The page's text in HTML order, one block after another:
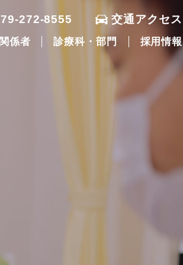
272-8555 交通アクセス
係者 診療科・部門 採用情報